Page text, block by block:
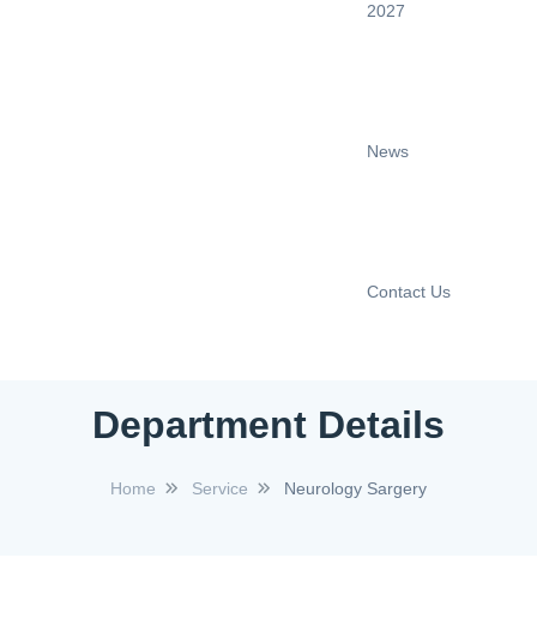
2027
News
Contact Us
Department Details
Home Service Neurology Sargery